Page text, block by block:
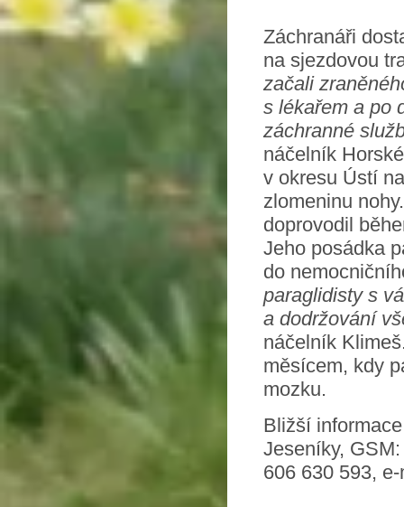
Záchranáři
na sjezdovou
začali
s lékařem a po
záchranné
náčelník
v okresu Ústí
zlomeninu
doprovodil
Jeho posádka
do
paraglidisty s
a dodržování
náčelník
měsícem, kdy
mozku.
Bližší
Jeseníky,
606 630 593,